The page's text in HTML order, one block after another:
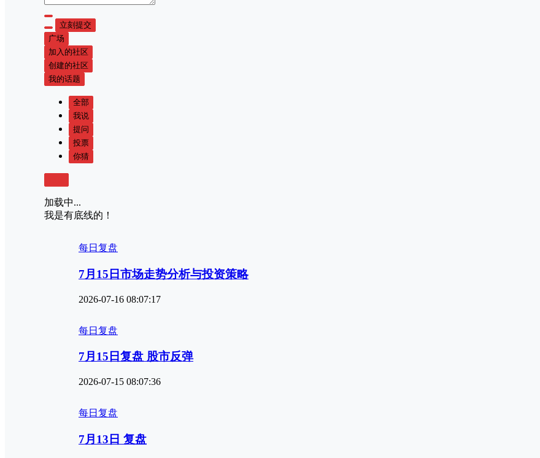
立刻提交
广场
加入的社区
创建的社区
我的话题
全部
我说
提问
投票
你猜
加载中...
我是有底线的！
每日复盘
7月15日市场走势分析与投资策略
2026-07-16 08:07:17
每日复盘
7月15日复盘 股市反弹
2026-07-15 08:07:36
每日复盘
7月13日 复盘